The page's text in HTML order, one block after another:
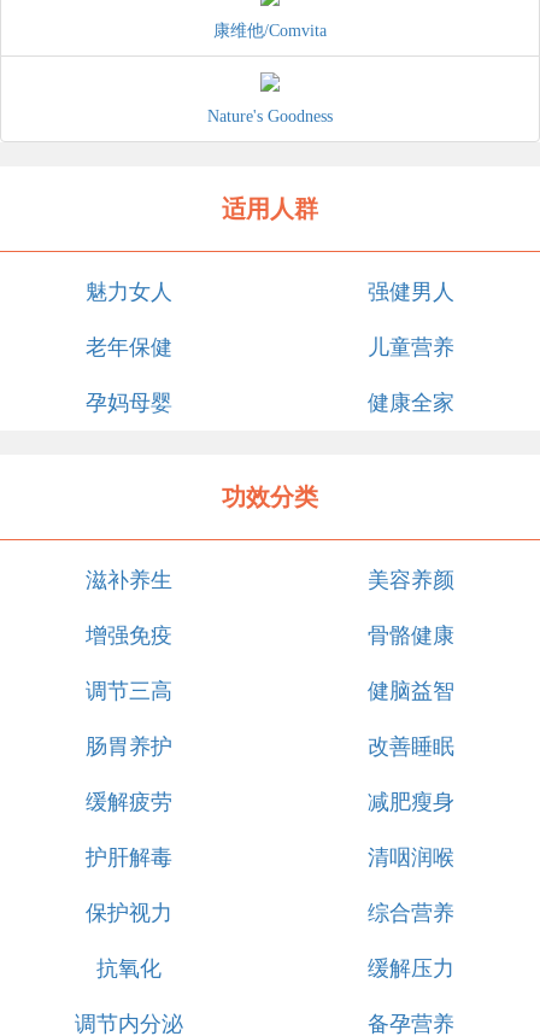
康维他/Comvita
Nature's Goodness
适用人群
魅力女人 强健男人
老年保健 儿童营养
孕妈母婴 健康全家
功效分类
滋补养生 美容养颜
增强免疫 骨骼健康
调节三高 健脑益智
肠胃养护 改善睡眠
缓解疲劳 减肥瘦身
护肝解毒 清咽润喉
保护视力 综合营养
抗氧化 缓解压力
调节内分泌 备孕营养